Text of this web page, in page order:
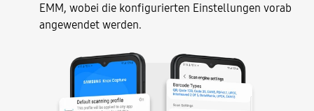
EMM, wobei die konfigurierten Einstellungen vorab
angewendet werden.